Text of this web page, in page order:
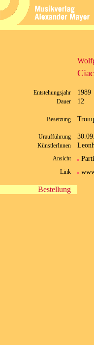
Entstehungsjahr 1989
Dauer 12
Besetzung
Uraufführung
KünstlerInnen
Ansicht
Link
Bestellung